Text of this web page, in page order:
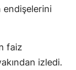
endişelerini
faiz
izledi.